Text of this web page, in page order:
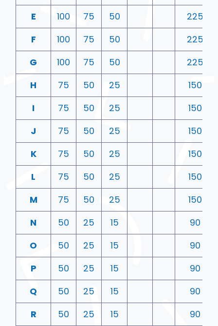
E
100 75 50
225
F
100 75 50
225
G
100 75 50
225
H
75 50 25
150
I
75 50 25
150
J
75 50 25
150
K
75 50 25
150
L
75 50 25
150
M
75 50 25
150
N
50 25 15
90
O
50 25 15
90
P
50 25 15
90
Q
50 25 15
90
R
50 25 15 90